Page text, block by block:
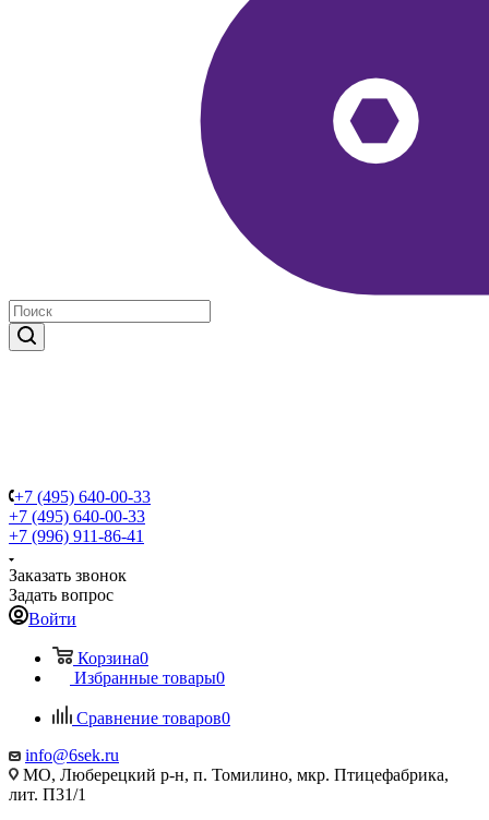
+7 (495) 640-00-33
+7 (495) 640-00-33
+7 (996) 911-86-41
Заказать звонок
Задать вопрос
Войти
Корзина0
Избранные товары0
Сравнение товаров0
info@6sek.ru
МО, Люберецкий р-н, п. Томилино, мкр. Птицефабрика,
лит. П31/1